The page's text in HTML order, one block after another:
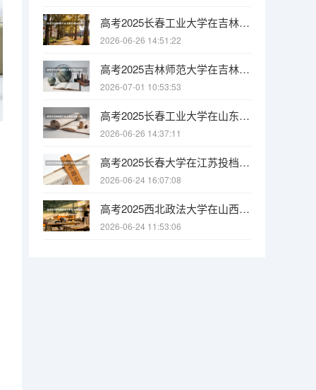
高考2025长春工业大学在吉林投档分数线（2026参考）
2026-06-26 14:51:22
高考2025吉林师范大学在吉林投档分数线（2026参考）
2026-07-01 10:53:53
高考2025长春工业大学在山东投档分数线（2026参考）
2026-06-26 14:37:11
高考2025长春大学在江苏投档分数线（2026参考）
2026-06-24 16:07:08
高考2025西北政法大学在山西投档分数线（2026参考）
2026-06-24 11:53:06